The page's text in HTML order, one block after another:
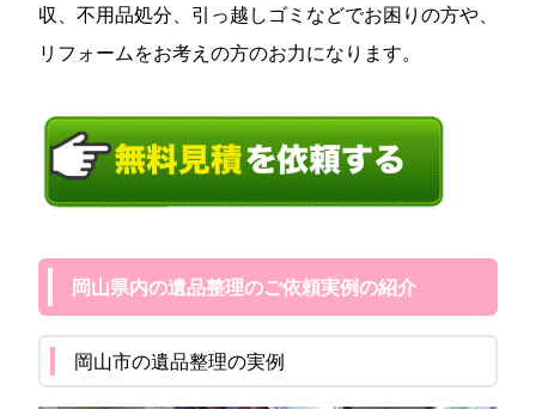
収、不用品処分、引っ越しゴミなどでお困りの方や、
リフォームをお考えの方のお力になります。
岡山県内の遺品整理のご依頼実例の紹介
岡山市の遺品整理の実例